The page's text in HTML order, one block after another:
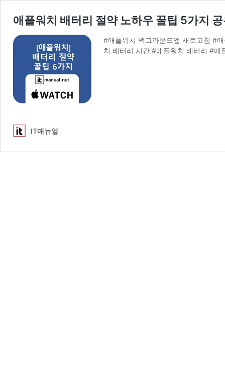
애플워치 배터리 절약 노하우 꿀팁 5가지
#애플워치 백그라운드앱 새로고침 #
치 배터리 시간 #애플워치 배터리 #애
IT매뉴얼